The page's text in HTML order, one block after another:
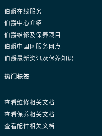
伯爵在线服务
伯爵中心介绍
伯爵维修及保养项目
伯爵中国区服务网点
伯爵最新资讯及保养知识
热门标签
查看维修相关文档
查看保养相关文档
查看配件相关文档